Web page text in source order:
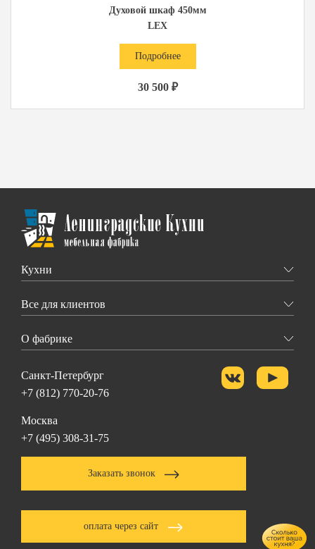
Духовой шкаф 450мм
LEX
Подробнее
30 500 ₽
Кухни
Все для клиентов
О фабрике
Санкт-Петербург
+7 (812) 770-20-76
Москва
+7 (495) 308-31-75
Заказать звонок
оплата через сайт